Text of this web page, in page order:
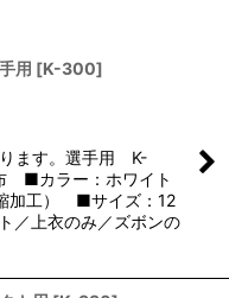
用 [K-300]
ます。選手用 K-
■カラー：ホワイト
加工） ■サイズ：12
／上衣のみ／ズボンの